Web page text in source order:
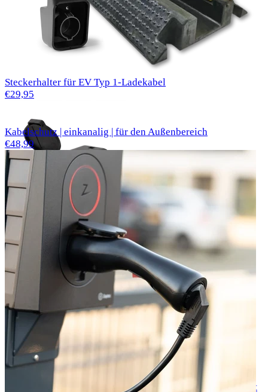
Steckerhalter für EV Typ 1-Ladekabel
€29,95
Voldt® V2L Adapter Typ 2 16 A EU-Steckdose V2L BYD
€48,99
Voldt® V2L Adapter Typ 2 16 A EU-Steckdose V2L Renault
Kabelschutz | einkanalig | für den Außenbereich
€48,99